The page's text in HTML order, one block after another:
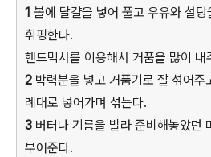
1 볼에 달걀을 넣어 풀고 우유와 설탕
휘핑한다.
핸드믹서를 이용해서 거품을 많이 내
2 박력분을 넣고 거품기로 잘 섞어
례대로 넣어가며 섞는다.
3 버터나 기름을 발라 준비해놓았던
부어준다.